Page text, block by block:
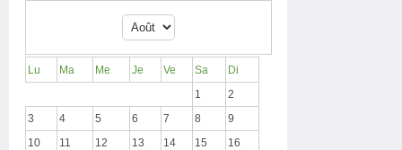
Lu Ma Me Je Ve Sa
Di
1
2
3
4 5 6 7 8
9
10
11 12 13 14 15
16